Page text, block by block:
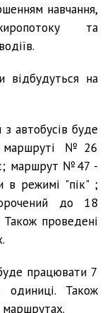
навчання,
та
на
автобусів буде
маршруті №26
маршрут №47 -
в режимі "пік" ;
до 18
проведені
працювати 7
Також
маршрутах.